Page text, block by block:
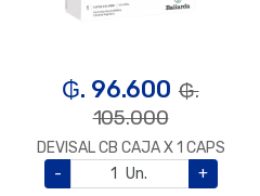
₲. 96.600 ₲.
105.000
DEVISAL CB CAJA X 1 CAPS
-
Un. +